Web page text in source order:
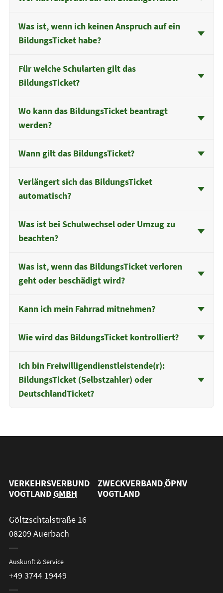
Was ist, wenn ich keinen Anspruch auf ein
BildungsTicket habe?
Für welche Schularten gilt das
BildungsTicket?
Wo kann das BildungsTicket beantragt
werden?
Wann gilt das BildungsTicket?
Verlängert sich das BildungsTicket
automatisch?
Was ist bei Schulwechsel oder Umzug zu
beachten?
Was ist, wenn das BildungsTicket verloren
geht oder beschädigt wird?
Kann ich mein Fahrrad mitnehmen?
Wie wird das BildungsTicket kontrolliert?
Ich bin Freiwilligendienstleistende(r):
BildungsTicket (Selbstzahler) oder
DeutschlandTicket?
VERKEHRSVERBUND
VOGTLANDGMBH
ZWECKVERBANDÖPNV
VOGTLAND
Göltzschtalstraße 16
08209 Auerbach
Auskunft & Service
+49 3744 19449